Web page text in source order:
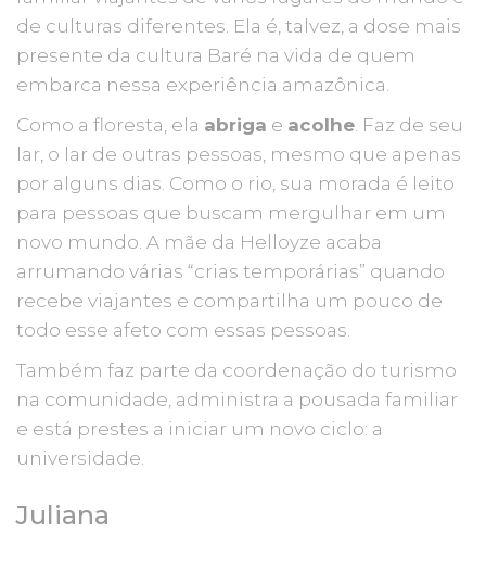
de culturas diferentes. Ela é, talvez, a dose mais
presente da cultura Baré na vida de quem
embarca nessa experiência amazônica.
Como a floresta, ela abriga e acolhe. Faz de seu
lar, o lar de outras pessoas, mesmo que apenas
por alguns dias. Como o rio, sua morada é leito
para pessoas que buscam mergulhar em um
novo mundo. A mãe da Helloyze acaba
arrumando várias “crias temporárias” quando
recebe viajantes e compartilha um pouco de
todo esse afeto com essas pessoas.
Também faz parte da coordenação do turismo
na comunidade, administra a pousada familiar
e está prestes a iniciar um novo ciclo: a
universidade.
Juliana